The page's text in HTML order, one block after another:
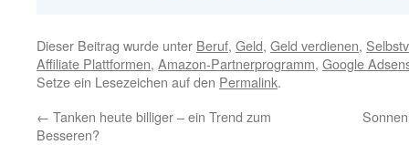
Dieser Beitrag wurde unter Beruf, Geld, Geld verdienen,
Affiliate Plattformen, Amazon-Partnerprogramm, Google
Setze ein Lesezeichen auf den Permalink.
← Tanken heute billiger – ein Trend zum
Besseren?